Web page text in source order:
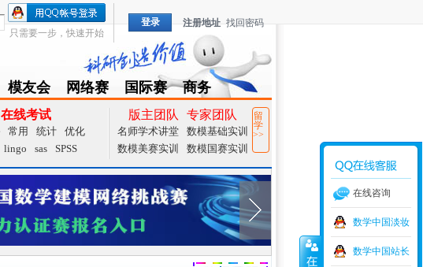
只需要一步，快速开始
登录 注册地址 找回密码
模友会
Club
网络赛
TZMCM
国际赛
CAMCM
商务
Special
在线考试
常用 统计
优化
lingo sas SPSS
版主团队 专家团队
名师学术讲堂
数模基础实训
数模美赛实训
数模国赛实训
留
学
>>
在线咨询
数学中国淡妆
数学中国站长